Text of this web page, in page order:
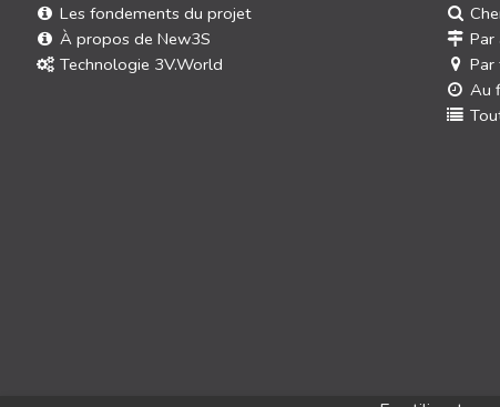
Par
Par
Au
Les fondements du projet
À propos de New3S
Technologie 3V.World